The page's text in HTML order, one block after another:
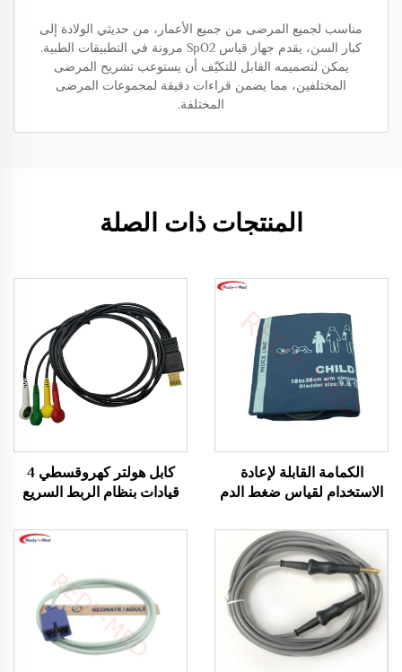
مناسب لجميع المرضى من جميع الأعمار، من حديثي الولادة إلى
كبار السن، يقدم جهاز قياس SpO2 مرونة في التطبيقات الطبية.
يمكن لتصميمه القابل للتكيّف أن يستوعب تشريح المرضى
المختلفين، مما يضمن قراءات دقيقة لمجموعات المرضى
المختلفة.
المنتجات ذات الصلة
الكمامة القابلة لإعادة
الاستخدام لقياس ضغط الدم
الخاص بالبالغين بقطر ذراع
25-35 سم REDY-MED
كابل هولتر كهروقسطي 4
قيادات بنظام الربط السريع